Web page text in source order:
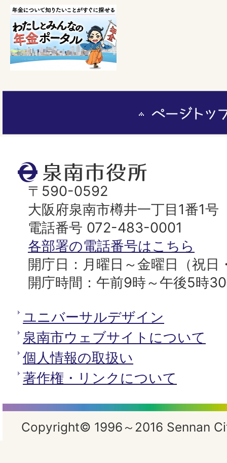
泉
南
市
役
所
〒590-0592
大阪府泉南市樽井一丁目1番1号
電話番号 072-483-0001
各部署の電話番号はこちら
開庁日：月曜日～金曜日（祝日
開庁時間：午前9時～午後5時
ユニバーサルデザイン
泉南市ウェブサイトについて
個人情報の取扱い
著作権・リンクについて
Copyright© 1996～2016 Sennan